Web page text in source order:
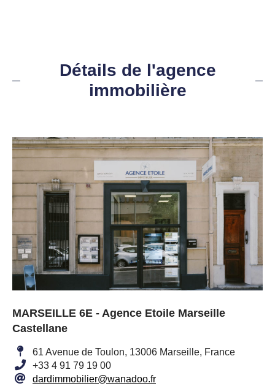
Détails de l'agence
immobilière
MARSEILLE 6E - Agence Etoile Marseille
Castellane
61 Avenue de Toulon, 13006 Marseille, France
+33 4 91 79 19 00
dardimmobilier@wanadoo.fr